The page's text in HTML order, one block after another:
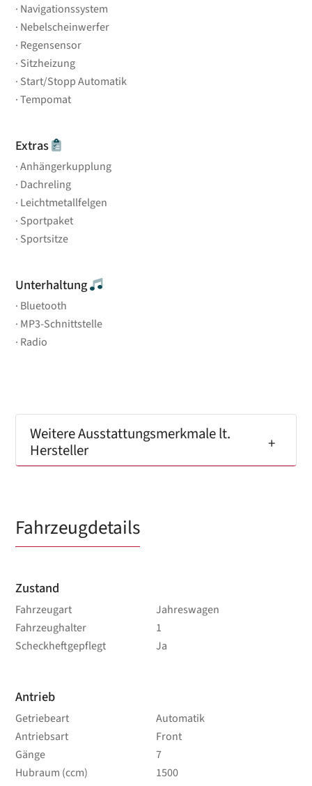
Navigationssystem
Nebelscheinwerfer
Regensensor
Sitzheizung
Start/Stopp Automatik
Tempomat
Extras
Anhängerkupplung
Dachreling
Leichtmetallfelgen
Sportpaket
Sportsitze
Unterhaltung
Bluetooth
MP3-Schnittstelle
Radio
Weitere Ausstattungsmerkmale lt.
Hersteller
Fahrzeugdetails
Zustand
Fahrzeugart
Jahreswagen
Fahrzeughalter
1
Scheckheftgepflegt
Ja
Antrieb
Getriebeart
Automatik
Antriebsart
Front
Gänge
7
Hubraum (ccm)
1500